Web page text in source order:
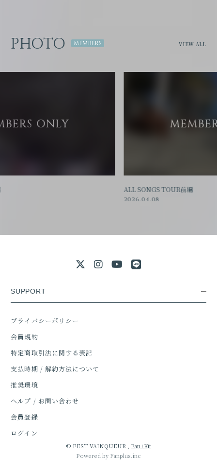
PHOTO VIEW ALL
SUPPORT
プライバシーポリシー
会員規約
特定商取引法に関する表記
支払時期 / 解約方法について
推奨環境
ヘルプ / お問い合わせ
会員登録
ログイン
© FEST VAINQUEUR , Fan+Kit
Powered by Fanplus.inc